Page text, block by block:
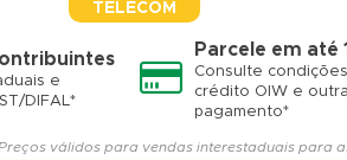
TELECOM
e
DIFAL*
Parcele em até
Consulte
crédito OIW e
pagamento*
válidos para vendas interestaduais para